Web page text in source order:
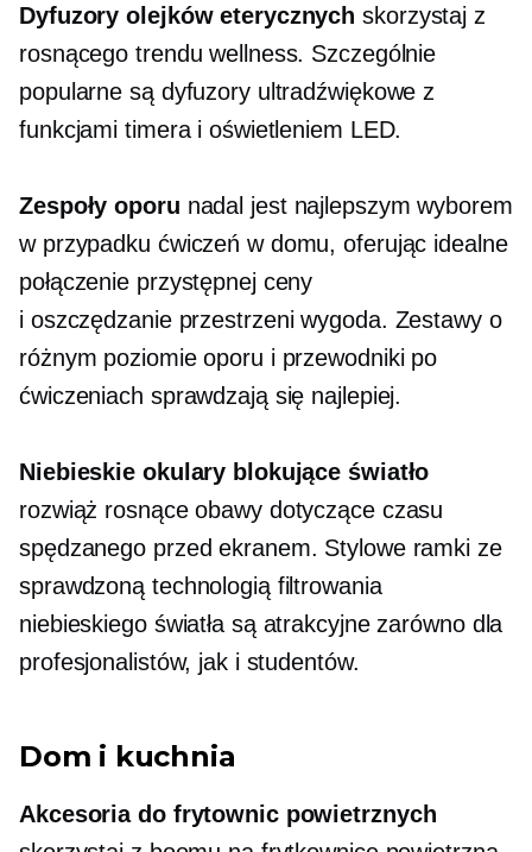
Dyfuzory olejków eterycznych skorzystaj z
rosnącego trendu wellness. Szczególnie
popularne są dyfuzory ultradźwiękowe z
funkcjami timera i oświetleniem LED.
Zespoły oporu nadal jest najlepszym wyborem
w przypadku ćwiczeń w domu, oferując idealne
połączenie przystępnej ceny
i oszczędzanie przestrzeniwygoda. Zestawy o
różnym poziomie oporu i przewodniki po
ćwiczeniach sprawdzają się najlepiej.
Niebieskie okulary blokujące światło
rozwiąż rosnące obawy dotyczące czasu
spędzanego przed ekranem. Stylowe ramki ze
sprawdzoną technologią filtrowania
niebieskiego światła są atrakcyjne zarówno dla
profesjonalistów, jak i studentów.
Dom i kuchnia
Akcesoria do frytownic powietrznych